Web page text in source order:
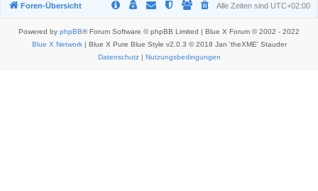
Foren-Übersicht Alle Zeiten sind UTC+02:00
Powered by phpBB® Forum Software © phpBB Limited | Blue X Forum © 2002 - 2022
Blue X Network| Blue X Pure Blue Style v2.0.3 © 2018 Jan 'theXME' Stauder
Datenschutz| Nutzungsbedingungen